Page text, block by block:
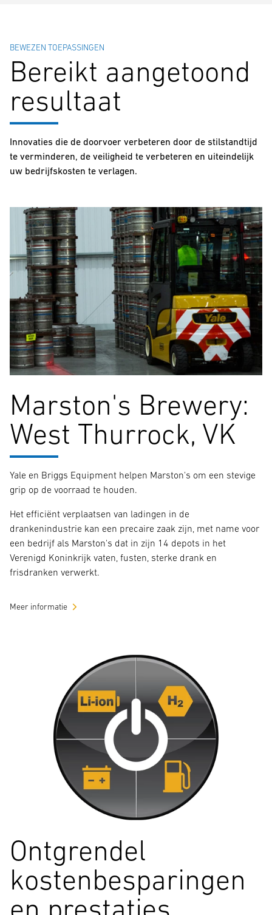
BEWEZEN TOEPASSINGEN
Bereikt aangetoond
resultaat
Innovaties die de doorvoer verbeteren door de stilstandtijd
te verminderen, de veiligheid te verbeteren en uiteindelijk
uw bedrijfskosten te verlagen.
Marston's Brewery:
West Thurrock, VK
Yale en Briggs Equipment helpen Marston's om een stevige
grip op de voorraad te houden.
Het efficiënt verplaatsen van ladingen in de
drankenindustrie kan een precaire zaak zijn, met name voor
een bedrijf als Marston's dat in zijn 14 depots in het
Verenigd Koninkrijk vaten, fusten, sterke drank en
frisdranken verwerkt.
Meer informatie
Ontgrendel
kostenbesparingen
en prestaties